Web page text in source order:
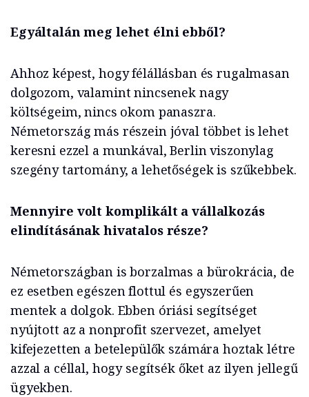
Egyáltalán meg lehet élni ebből?
Ahhoz képest, hogy félállásban és rugalmasan
dolgozom, valamint nincsenek nagy
költségeim, nincs okom panaszra.
Németország más részein jóval többet is lehet
keresni ezzel a munkával, Berlin viszonylag
szegény tartomány, a lehetőségek is szűkebbek.
Mennyire volt komplikált a vállalkozás
elindításának hivatalos része?
Németországban is borzalmas a bürokrácia, de
ez esetben egészen flottul és egyszerűen
mentek a dolgok. Ebben óriási segítséget
nyújtott az a nonprofit szervezet, amelyet
kifejezetten a betelepülők számára hoztak létre
azzal a céllal, hogy segítsék őket az ilyen jellegű
ügyekben.